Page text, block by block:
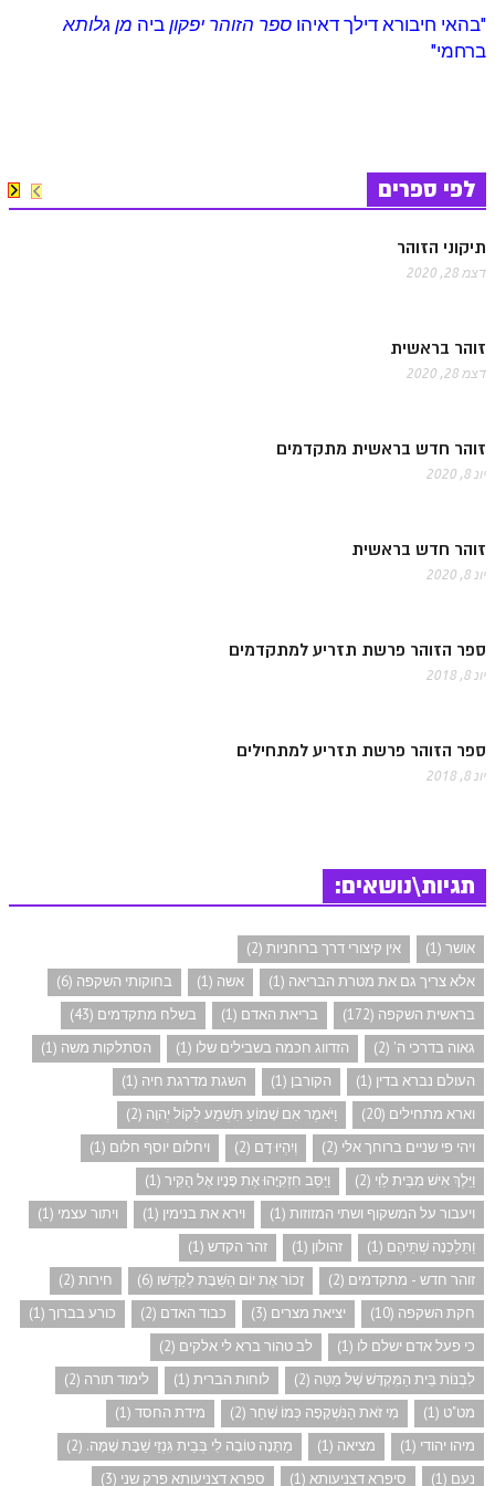
"בהאי חיבורא דילך דאיהו ספר הזוהר יפקון ביה מן גלותא
ברחמי"
לפי ספרים
תיקוני הזוהר
דצמ 28, 2020
זוהר בראשית
דצמ 28, 2020
זוהר חדש בראשית מתקדמים
יונ 8, 2020
זוהר חדש בראשית
יונ 8, 2020
ספר הזוהר פרשת תזריע למתקדמים
יונ 8, 2018
ספר הזוהר פרשת תזריע למתחילים
יונ 8, 2018
תגיות\נושאים:
אושר (1)
אין קיצורי דרך ברוחניות (2)
אלא צריך גם את מטרת הבריאה (1)
אשה (1)
בחוקותי השקפה (6)
בראשית השקפה (172)
בריאת האדם (1)
בשלח מתקדמים (43)
גאוה בדרכי ה' (2)
הזדווג חכמה בשבילים שלו (1)
הסתלקות משה (1)
העולם נברא בדין (1)
הקורבן (1)
השגת מדרגת חיה (1)
וארא מתחילים (20)
וַיֹּאמֶר אִם שָׁמוֹעַ תִּשְׁמַע לְקוֹל יְהוָה (2)
ויהי פי שניים ברוחך אלי (2)
וְיִהְיוּ דָם (2)
ויחלום יוסף חלום (1)
וַיֵּלֶךְ אִישׁ מִבֵּית לֵוִי (2)
וַיַּסֵּב חִזְקִיָּהוּ אֶת פָּנָיו אֶל הַקִּיר (1)
ויעבור על המשקוף ושתי המזוזות (1)
וירא את בנימין (1)
ויתור עצמי (1)
וַתֵּלַכְנָה שְׁתֵּיהֶם (1)
זהולון (1)
זהר הקדש (1)
זוהר חדש - מתקדמים (2)
זָכוֹר אֶת יוֹם הַשַּׁבָּת לְקַדְּשׁו (6)
חירות (2)
חקת השקפה (10)
יציאת מצרים (3) כבוד האדם (2)
כורע בברוך (1)
כי פעל אדם ישלם לו (1)
לב טהור ברא לי אלקים (2)
לִבְנוֹת בֵּית הַמִּקְדָּשׁ שֶׁל מַטֵּה (2)
לוחות הברית (1)
לימוד תורה (2)
מט"ט (1)
מִי זֹאת הַנִּשְׁקָפָה כְּמוֹ שָׁחַר (2)
מידת החסד (1)
מיהו יהודי (1)
מציאה (1)
מַתָּנָה טוֹבָה לִי בְּבֵית גִּנְזֵי שַׁבָּת שָׁמָּה. (2)
נעם (1)
סיפרא דצניעותא (1)
ספרא דצניעותא פרק שני (3)